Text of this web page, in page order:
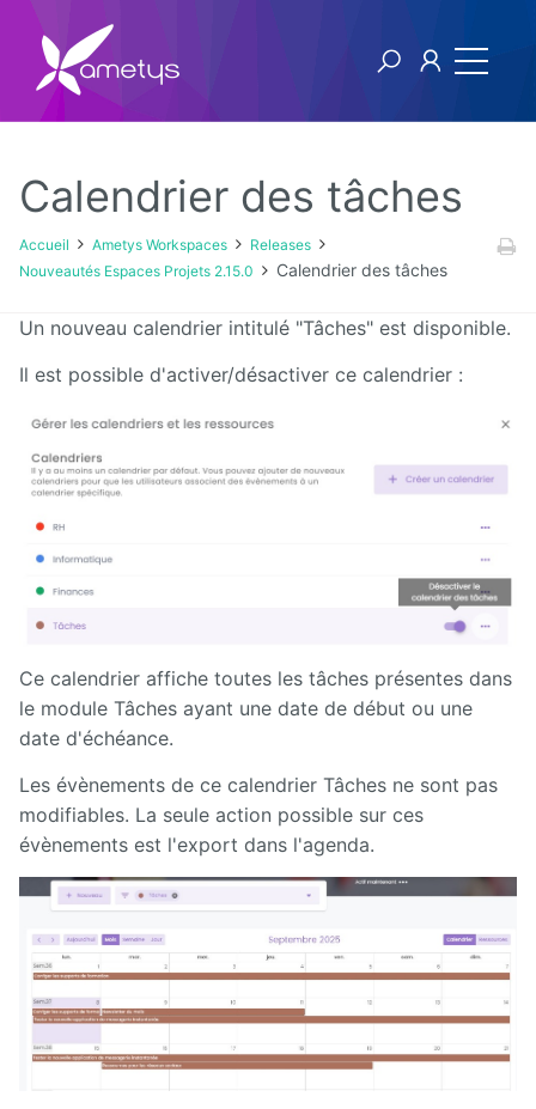
Ametys Workspaces
Calendrier des tâches
Accueil Ametys Workspaces
Releases
Nouveautés Espaces Projets 2.15.0
Calendrier des tâches
Un nouveau calendrier intitulé "Tâches" est disponible.
Il est possible d'activer/désactiver ce calendrier :
Ce calendrier affiche toutes les tâches présentes dans
le module Tâches ayant une date de début ou une
date d'échéance.
Les évènements de ce calendrier Tâches ne sont pas
modifiables. La seule action possible sur ces
évènements est l'export dans l'agenda.